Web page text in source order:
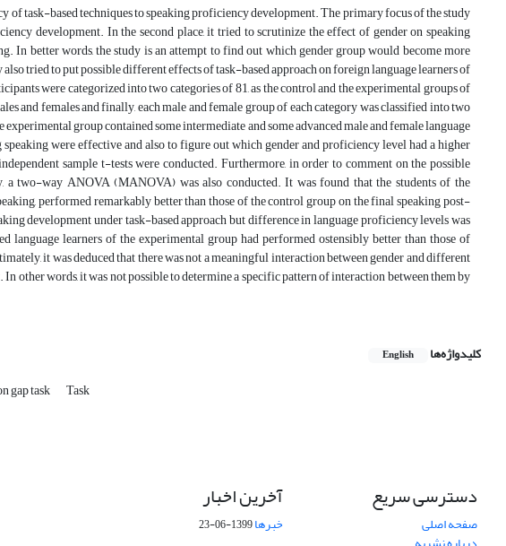
of task-based techniques to speaking proficiency development. The primary focus of the study
development. In the second place, it tried to scrutinize the effect of gender on speaking
In better words, the study is an attempt to find out which gender group would become more
tried to put possible different effects of task-based approach on foreign language learners of
were categorized into two categories of 81, as the control and the experimental groups of
and females and finally, each male and female group of each category was classified into two
group contained some intermediate and some advanced male and female language
were effective and also to figure out which gender and proficiency level had a higher
sample t-tests were conducted. Furthermore, in order to comment on the possible
two-way ANOVA (MANOVA) was also conducted. It was found that the students of the
performed remarkably better than those of the control group on the final speaking post-
development under task-based approach but difference in language proficiency levels was
language learners of the experimental group had performed ostensibly better than those of
it was deduced that there was not a meaningful interaction between gender and different
other words, it was not possible to determine a specific pattern of interaction between them by
کلیدواژه‌ها English
gap task Task
دسترسی سریع
صفحه اصلی
آخرین اخبار
خبرها1399-06-23